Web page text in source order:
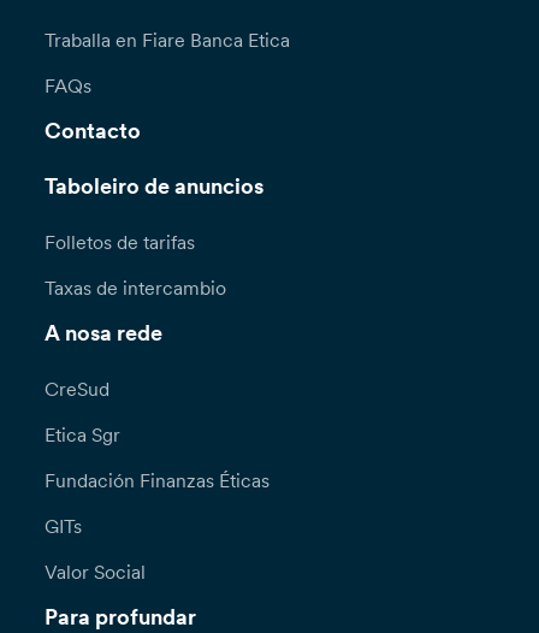
Traballa en Fiare Banca Etica
FAQs
Contacto
Taboleiro de anuncios
Folletos de tarifas
Taxas de intercambio
A nosa rede
CreSud
Etica Sgr
Fundación Finanzas Éticas
GITs
Valor Social
Para profundar